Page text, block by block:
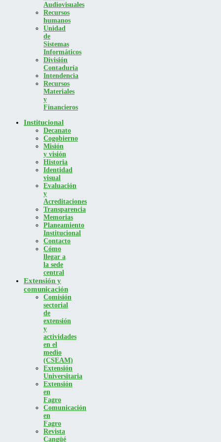
Audiovisuales
Recursos
humanos
Unidad
de
Sistemas
Informáticos
División
Contaduría
Intendencia
Recursos
Materiales
y
Financieros
Institucional
Decanato
Cogobierno
Misión
y visión
Historia
Identidad
visual
Evaluación
y
Acreditaciones
Transparencia
Memorias
Planeamiento
Institucional
Contacto
Cómo
llegar a
la sede
central
Extensión y
comunicación
Comisión
sectorial
de
extensión
y
actividades
en el
medio
(CSEAM)
Extensión
Universitaria
Extensión
en
Fagro
Comunicación
en
Fagro
Revista
Cangüé